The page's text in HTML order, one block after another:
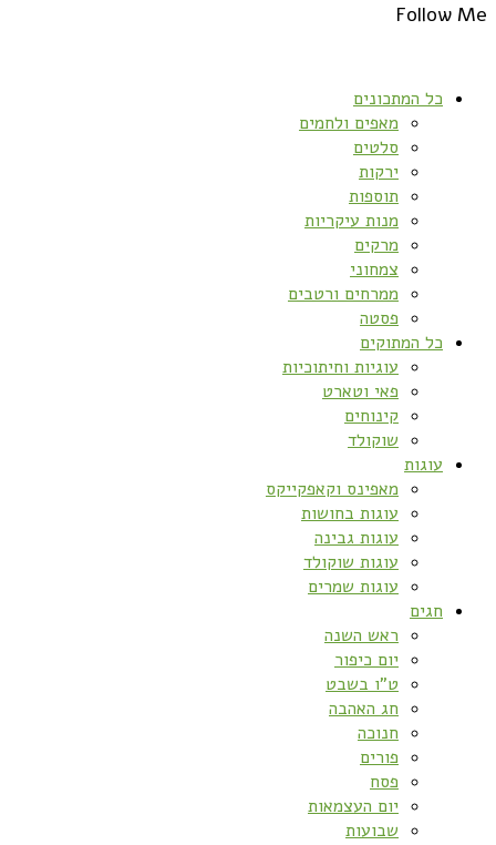
Follow Me
כל המתכונים
מאפים ולחמים
סלטים
ירקות
תוספות
מנות עיקריות
מרקים
צמחוני
ממרחים ורטבים
פסטה
כל המתוקים
עוגיות וחיתוכיות
פאי וטארט
קינוחים
שוקולד
עוגות
מאפינס וקאפקייקס
עוגות בחושות
עוגות גבינה
עוגות שוקולד
עוגות שמרים
חגים
ראש השנה
יום כיפור
ט”ו בשבט
חג האהבה
חנוכה
פורים
פסח
יום העצמאות
שבועות